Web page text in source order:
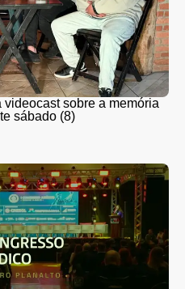
sobre a memória
sábado (8)